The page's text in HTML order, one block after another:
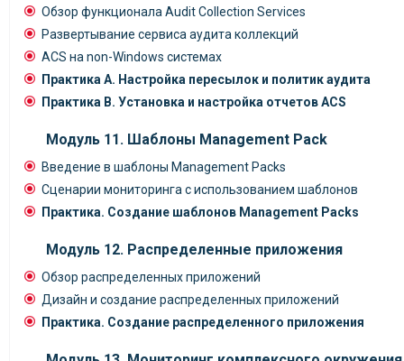
Обзор функционала Audit Collection Services
Развертывание сервиса аудита коллекций
ACS на non-Windows системах
Практика А. Настройка пересылок и политик аудита
Практика В. Установка и настройка отчетов ACS
Модуль 11. Шаблоны Management Pack
Введение в шаблоны Management Packs
Сценарии мониторинга с использованием шаблонов
Практика. Создание шаблонов Management Packs
Модуль 12. Распределенные приложения
Обзор распределенных приложений
Дизайн и создание распределенных приложений
Практика. Создание распределенного приложения